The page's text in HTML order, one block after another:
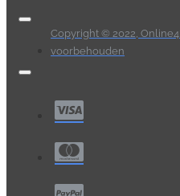
Copyright © 2022,
voorbehouden